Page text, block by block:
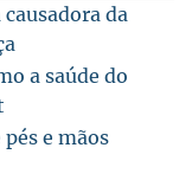
da
a saúde do
e mãos